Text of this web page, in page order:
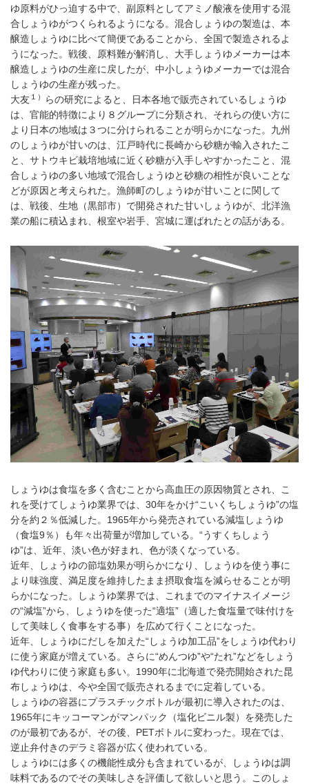
ゆ原料がひっ迫する中で、副原料としてアミノ酸液を使用する混
合しょうゆがつくられるようになる。混合しょうゆの製造は、本
醸造しょうゆに比べて簡便であることから、全国で製造されるよ
うになった。戦後、原料難が解消し、大手しょうゆメーカーは本
醸造しょうゆの生産に戻したが、中小しょうゆメーカーでは混合
しょうゆの生産が残った。
大友 １）
らの研究によると、日本各地で販売されているしょうゆ
は、官能的特徴により８グループに分類され、それらの使い方に
より日本の地域は３つに分けられることが明らかになった。九州
のしょうゆが甘いのは、江戸時代に長崎から砂糖が輸入されたこ
と、サトウキビ栽培地域に近く砂糖が入手しやすかったこと、混
合しょうゆの多い地域で混合しょうゆと砂糖の相性が良いことな
どが原因と考えられた。漁師町のしょうゆが甘いことに関して
は、戦後、生地（黒部市）で開発された甘いしょうゆが、北洋漁
業の船に積込まれ、根室や岩手、宮城に運ばれたとの話がある。
しょうゆは食塩を多く含むことから高血圧の原因物質とされ、こ
れを受けてしょうゆ業界では、30年をかけ“こいくちしょうゆ”の塩
分を約２％低減した。1965年から発売されている減塩しょうゆ
（食塩9％）も年々出荷量が増加している。“うすくちしょう
ゆ”は、近年、淡い色が好まれ、色が淡くなっている。
近年、しょうゆの節塩効果が明らかになり、しょうゆを使う事に
より味強度、満足度を維持したまま摂取食塩を減らせることが明
らかになった。しょうゆ業界では、これまでのマイナスイメージ
の“減塩”から、しょうゆを使った“適塩”（適した食塩量で味付けを
して美味しく食事をする事）を広めて行くことになった。
近年、しょうゆにだしを加えた“しょうゆ加工品”をしょうゆ代わり
に使う家庭が増えている。さらに“めんつゆ”や“たれ”などをしょう
ゆ代わりに使う家庭も多い。1990年に北海道で発売開始された昆
布しょうゆは、今や全国で販売されるまでに定着している。
しょうゆの容器にプラスチックボトルが最初に導入されたのは、
1965年にキッコーマンがマンパック（塩化ビニル製）を発売した
のが最初であるが、その後、PETボトルに変わった。現在では、
逆止弁付きのデラミ容器が広く使われている。
しょうゆには多くの機能性成分も含まれているが、しょうゆは調
味料であるのでその美味しさを評価して欲しいと思う。このしょ